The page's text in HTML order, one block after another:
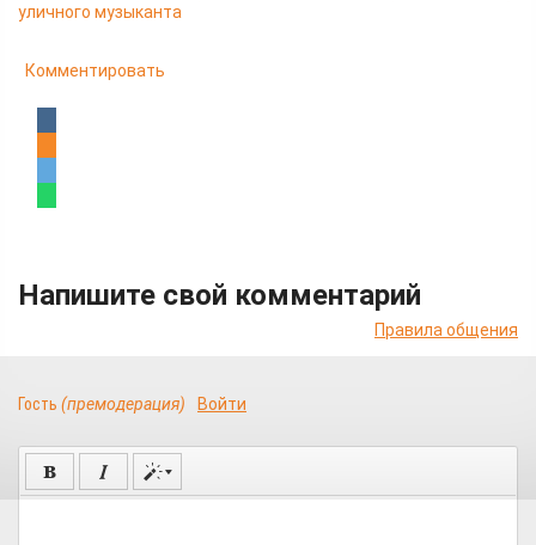
уличного музыканта
Комментировать
Напишите свой комментарий
Правила общения
Гость (премодерация) Войти